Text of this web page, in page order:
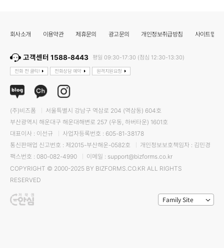
회사소개 이용약관 제휴문의 광고문의 개인정보취급방침 사이트맵
고객센터 1588-8443 평일 09:30-17:30 (점심 12:30-13:30)
전화 전 클릭! 전화상담 예약 원격지원요청
(주)비즈폼
서울특별시 강남구 역삼로 204 (역삼동) 604호
부산광역시 해운대구 해운대해변로 257 (우동, 하버타운) 1601호
대표이사 : 이선규
사업자등록번호 : 605-81-38178
통신판매업 신고번호 : 제2015-부산해운-0582호
개인정보보호책임자 : 김민경
팩스번호 : 080-082-4990
이메일 : support@bizforms.co.kr
COPYRIGHT © 2000-2025 BY BIZFORMS.CO.KR ALL RIGHTS
RESERVED
Family Site